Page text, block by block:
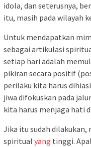
idola, dan seterusnya,
itu, masih pada wilayah
Untuk mendapatkan
sebagai artikulasi
setiap hari adalah
pikiran secara positif
perilaku kita harus
jiwa difokuskan pada
kita harus menjaga hati
Jika itu sudah dilakukan,
spiritual yang tinggi.